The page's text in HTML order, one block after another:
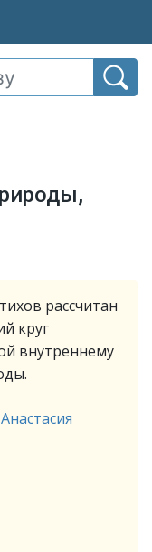
рассчитан
круг
внутреннему
Анастасия